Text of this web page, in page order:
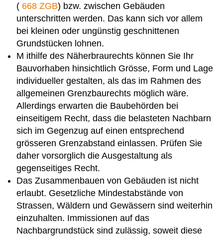
( 668 ZGB) bzw. zwischen Gebäuden
unterschritten werden. Das kann sich vor allem
bei kleinen oder ungünstig geschnittenen
Grundstücken lohnen.
M ithilfe des Näherbraurechts können Sie Ihr
Bauvorhaben hinsichtlich Grösse, Form und Lage
individueller gestalten, als das im Rahmen des
allgemeinen Grenzbaurechts möglich wäre.
Allerdings erwarten die Baubehörden bei
einseitigem Recht, dass die belasteten Nachbarn
sich im Gegenzug auf einen entsprechend
grösseren Grenzabstand einlassen. Prüfen Sie
daher vorsorglich die Ausgestaltung als
gegenseitiges Recht.
Das Zusammenbauen von Gebäuden ist nicht
erlaubt. Gesetzliche Mindestabstände von
Strassen, Wäldern und Gewässern sind weiterhin
einzuhalten. Immissionen auf das
Nachbargrundstück sind zulässig, soweit diese